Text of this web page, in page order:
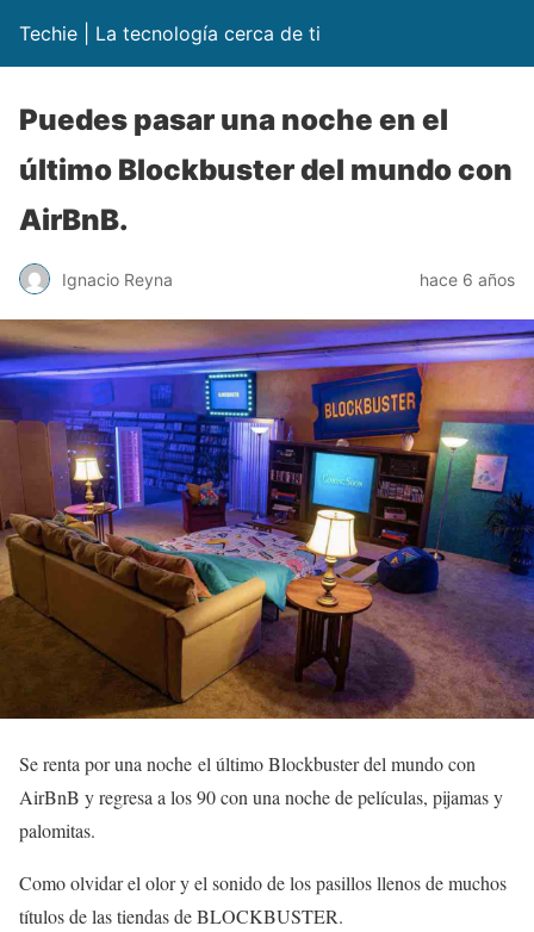
Techie | La tecnología cerca de ti
Puedes pasar una noche en el
último Blockbuster del mundo con
AirBnB.
Ignacio Reyna hace 6 años
Se renta por una noche el último Blockbuster del mundo con
AirBnB y regresa a los 90 con una noche de películas, pijamas y
palomitas.
Como olvidar el olor y el sonido de los pasillos llenos de muchos
títulos de las tiendas de BLOCKBUSTER.